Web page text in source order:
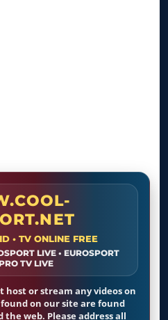
• TV ONLINE FREE
LIVE • EUROSPORT
TV LIVE
host or stream any videos on
on our site are found
web. Please address all